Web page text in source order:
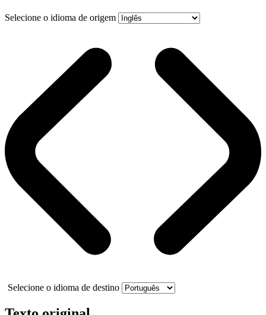
Selecione o idioma de origem
Selecione o idioma de destino